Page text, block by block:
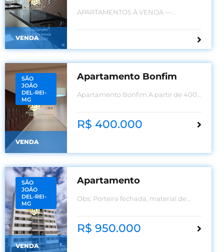
VENDA
APARTAMENTOS À VENDA —
SÃO
JOÃO
DEL-REI-
MG
VENDA
Apartamento Bonfim
Apartamento Bonfim A partir de 400
R$ 400.000
SÃO
JOÃO
DEL-REI-
MG
VENDA
Apartamento
Obs: Porteira fechada, material de
instalação
R$ 950.000